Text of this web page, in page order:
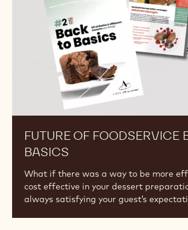
FUTURE OF FOODSERVICE
BASICS
What if there was a way to be more
cost effective in your dessert
always satisfying your guest’s